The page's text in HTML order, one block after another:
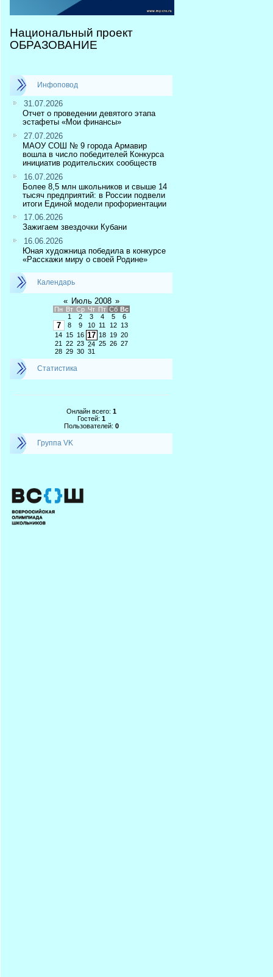
Национальный проект
ОБРАЗОВАНИЕ
Инфоповод
31.07.2026
Отчет о проведении девятого этапа
эстафеты «Мои финансы»
27.07.2026
МАОУ СОШ № 9 города Армавир
вошла в число победителей Конкурса
инициатив родительских сообществ
16.07.2026
Более 8,5 млн школьников и свыше 14
тысяч предприятий: в России подвели
итоги Единой модели профориентации
17.06.2026
Зажигаем звездочки Кубани
16.06.2026
Юная художница победила в конкурсе
«Расскажи миру о своей Родине»
Календарь
« Июль 2008 »
Пн Вт Ср Чт Пт Сб Вс
1
2 3 4 5 6
7 8 9 10 11 12
13
14
15 16 17 18 19 20
21
22 23 24 25 26 27
28 29 30 31
Статистика
Онлайн всего: 1
Гостей: 1
Пользователей: 0
Группа VK